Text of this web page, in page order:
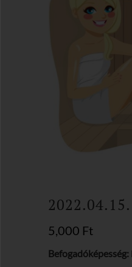
5,000 Ft
Befogadóképesség: